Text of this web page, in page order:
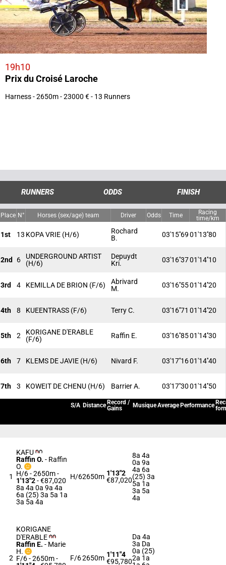
19h10
Prix du Croisé Laroche
Harness - 2650m - 23000 € - 13 Runners
RUNNERS ODDS FINISH
Place N° Horses (sex/age) team Driver Odds Time
Racing
time/km
1st 13 KOPA VRIE (H/6)
Rochard
B.
03'15''6901'13''80
2nd 6
UNDERGROUND ARTIST
(H/6)
Depuydt
Kri.
03'16''3701'14''10
3rd 4 KEMILLA DE BRION (F/6)
Abrivard
M.
03'16''5501'14''20
4th 8 KUEENTRASS (F/6) Terry C. 03'16''71 01'14''20
5th 2
KORIGANE D'ERABLE
(F/6)
Raffin E. 03'16''8501'14''30
6th 7 KLEMS DE JAVIE (H/6) Nivard F. 03'17''1601'14''40
7th 3 KOWEIT DE CHENU (H/6) Barrier A. 03'17''3001'14''50
S/A Distance Record /
Gains
MusiqueAverage Performance
1
KAFU
Raffin O. - Raffin
O.
H/6 - 2650m-
1'13"2- €87,020
8a 4a 0a 9a 4a
6a (25) 3a 5a 1a
3a 5a 4a
H/62650m 1'13"2
€87,020
8a 4a
0a 9a
4a 6a
(25) 3a
5a 1a
3a 5a
4a
2
KORIGANE
D'ERABLE
Raffin E. - Marie
H.
F/6 - 2650m-
F/62650m 1'11"4
€95,780
Da 4a
3a Da
0a (25)
2a 1a